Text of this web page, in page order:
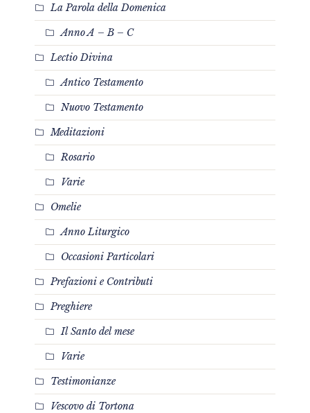
La Parola della Domenica
Anno A – B – C
Lectio Divina
Antico Testamento
Nuovo Testamento
Meditazioni
Rosario
Varie
Omelie
Anno Liturgico
Occasioni Particolari
Prefazioni e Contributi
Preghiere
Il Santo del mese
Varie
Testimonianze
Vescovo di Tortona